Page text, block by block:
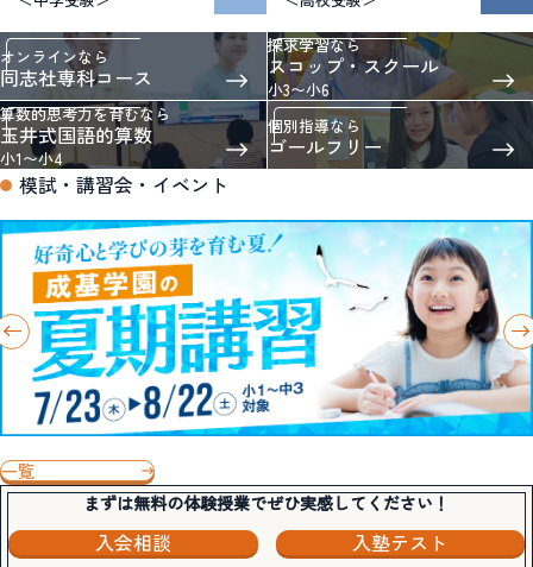
オンラインなら
同志社専科コース
探求学習なら
スコップ・スクール
小3〜小6
算数的思考力を育むなら
玉井式国語的算数
小1〜小4
個別指導なら
ゴールフリー
模試・講習会・イベント
一覧
まずは無料の体験授業でぜひ実感してください！
入会相談
入塾テスト